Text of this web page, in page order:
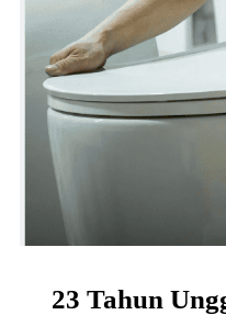
23 Tahun